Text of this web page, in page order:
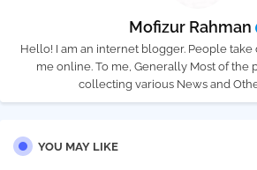
Mofizur Rahman
Hello! I am an internet blogger. People
me online. To me, Generally Most of the
collecting various News and
YOU MAY LIKE